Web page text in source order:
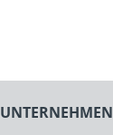
UNTERNEHMEN